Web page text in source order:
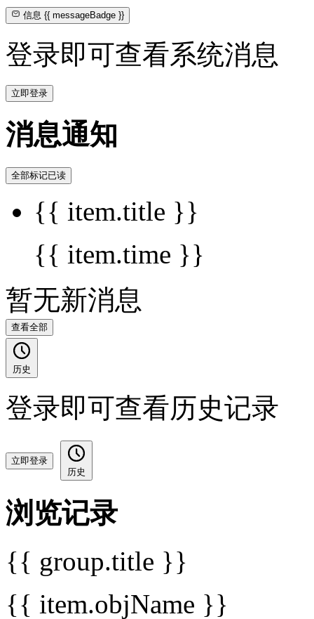
信息{{ messageBadge }}
登录即可查看系统消息
立即登录
消息通知
全部标记已读
{{ item.title }}
{{ item.time }}
暂无新消息
查看全部
历史
登录即可查看历史记录
立即登录
历史
浏览记录
{{ group.title }}
{{ item.objName }}